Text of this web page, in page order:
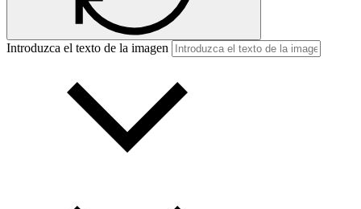
Introduzca el texto de la imagen